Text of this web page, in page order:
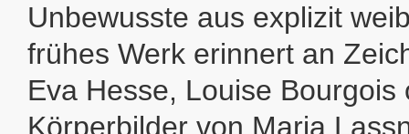
Unbewusste aus explizit
frühes Werk erinnert an
Eva Hesse, Louise Bourgois
Körperbilder von Maria